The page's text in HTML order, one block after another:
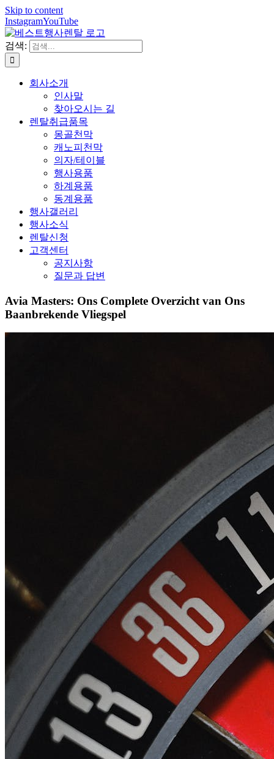
Skip to content
InstagramYouTube
검색:
회사소개
인사말
찾아오시는 길
렌탈취급품목
몽골천막
캐노피천막
의자/테이블
행사용품
하계용품
동계용품
행사갤러리
행사소식
렌탈신청
고객센터
공지사항
질문과 답변
Avia Masters: Ons Complete Overzicht van Ons
Baanbrekende Vliegspel